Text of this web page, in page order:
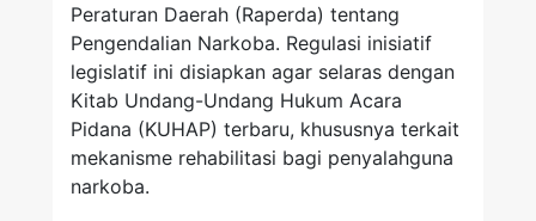
Peraturan Daerah (Raperda) tentang
Pengendalian Narkoba. Regulasi inisiatif
legislatif ini disiapkan agar selaras dengan
Kitab Undang-Undang Hukum Acara
Pidana (KUHAP) terbaru, khususnya terkait
mekanisme rehabilitasi bagi penyalahguna
narkoba.